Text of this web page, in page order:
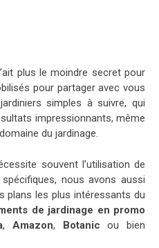
plus le moindre secret pour
pour partager avec vous
simples à suivre, qui
impressionnants, même
du jardinage.
souvent l’utilisation de
nous avons aussi
plans les plus intéressants du
de jardinage en promo
,Amazon, Botanic ou bien